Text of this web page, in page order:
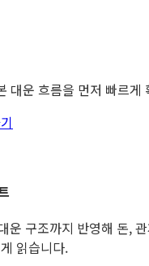
대운 흐름을 먼저 빠르게
운 구조까지 반영해 돈,
읽습니다.